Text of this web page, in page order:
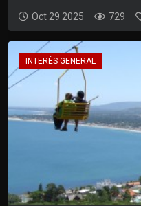
Oct 29 2025 729
INTERÉS GENERAL